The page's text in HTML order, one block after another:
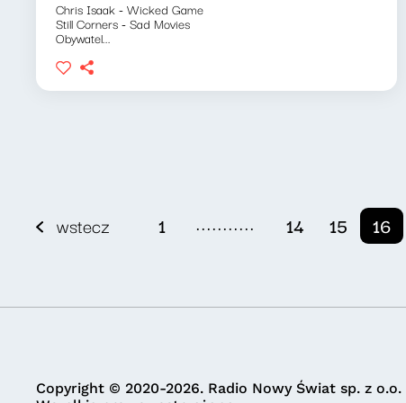
Chris Isaak - Wicked Game
Still Corners - Sad Movies
Obywatel...
wstecz 1 ........... 14 15 16
Copyright © 2020-2026. Radio Nowy Świat sp. z o.o.